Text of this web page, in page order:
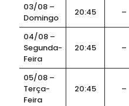
03/08 –
Domingo
20:45 –
04/08 –
Segunda-
Feira
20:45 –
05/08 –
Terça-
Feira
20:45 –